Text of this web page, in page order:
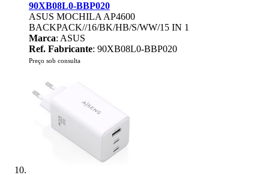
90XB08L0-BBP020
ASUS MOCHILA AP4600
BACKPACK//16/BK/HB/S/WW/15 IN 1
Marca: ASUS
Ref. Fabricante: 90XB08L0-BBP020
Preço sob consulta